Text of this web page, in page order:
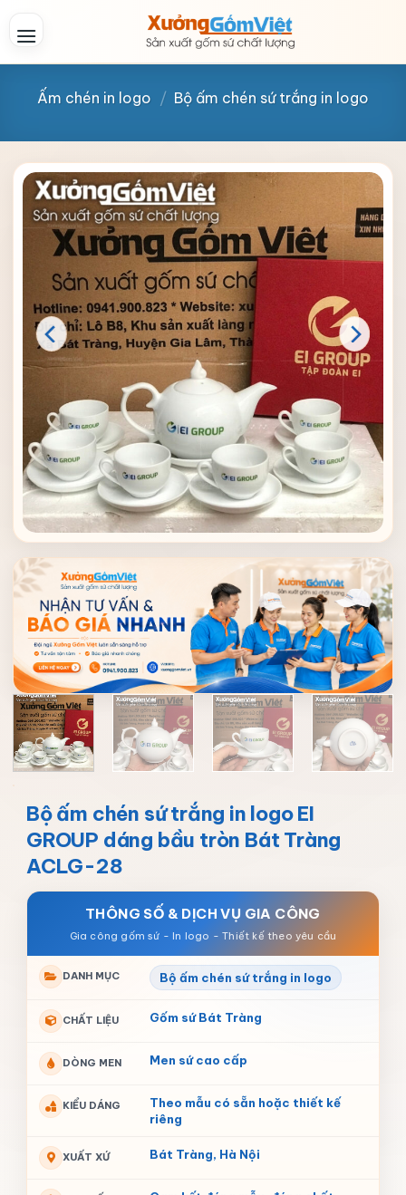
Ấm chén in logo / Bộ ấm chén sứ trắng in logo
Bộ ấm chén sứ trắng in logo EI
GROUP dáng bầu tròn Bát Tràng
ACLG-28
THÔNG SỐ & DỊCH VỤ GIA CÔNG
DANH MỤC Bộ ấm chén sứ trắng in logo
CHẤT LIỆU Gốm sứ Bát Tràng
DÒNG MEN Men sứ cao cấp
KIỂU DÁNG
Theo mẫu có sẵn hoặc thiết kế
riêng
XUẤT XỨ Bát Tràng, Hà Nội